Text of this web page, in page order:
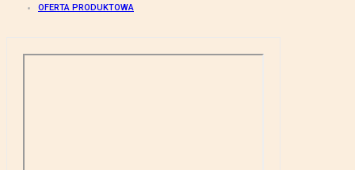
OFERTA PRODUKTOWA